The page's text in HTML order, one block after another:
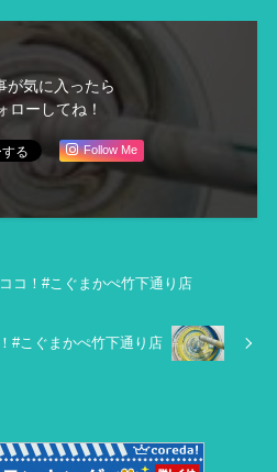
が気に入ったら
ローしてね！
Follow Me
コ！#こぐまかぺ竹下通り店
#こぐまかぺ竹下通り店